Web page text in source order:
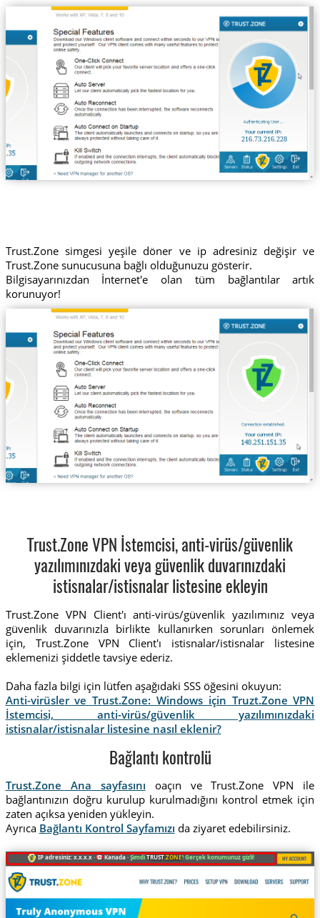
216.73.216.228
Trust.Zone simgesi yeşile döner ve ip adresiniz değişir ve
Trust.Zone sunucusuna bağlı olduğunuzu gösterir.
Bilgisayarınızdan İnternet'e olan tüm bağlantılar artık
korunuyor!
Trust.Zone VPN İstemcisi, anti-virüs/güvenlik
yazılımınızdaki veya güvenlik duvarınızdaki
istisnalar/istisnalar listesine ekleyin
Trust.Zone VPN Client'ı anti-virüs/güvenlik yazılımınız veya
güvenlik duvarınızla birlikte kullanırken sorunları önlemek
için, Trust.Zone VPN Client'ı istisnalar/istisnalar listesine
eklemenizi şiddetle tavsiye ederiz.
Daha fazla bilgi için lütfen aşağıdaki SSS öğesini okuyun:
Anti-virüsler ve Trust.Zone: Windows için Truzt.Zone VPN
İstemcisi, anti-virüs/güvenlik yazılımınızdaki
istisnalar/istisnalar listesine nasıl eklenir?
Bağlantı kontrolü
Trust.Zone Ana sayfasını oaçın ve Trust.Zone VPN ile
bağlantınızın doğru kurulup kurulmadığını kontrol etmek için
zaten açıksa yeniden yükleyin.
Ayrıca Bağlantı Kontrol Sayfamızı da ziyaret edebilirsiniz.
IP adresiniz: x.x.x.x · Kanada ·ŞimdiTRUST.ZONE! Gerçek konumunuz gizli!